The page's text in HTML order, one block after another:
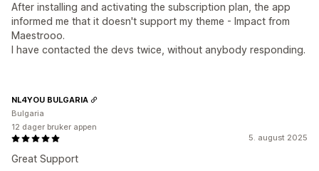
After installing and activating the subscription plan, the app
informed me that it doesn't support my theme - Impact from
Maestrooo.
I have contacted the devs twice, without anybody responding.
5. august 2025
Great Support
NL4YOU BULGARIA
Bulgaria
12 dager bruker appen